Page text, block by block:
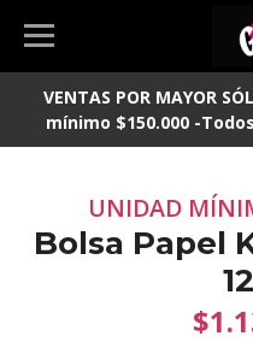
VENTAS POR MAYOR
mínimo $150.000 -
UNIDAD
Bolsa Papel